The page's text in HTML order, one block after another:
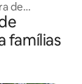
de
famílias